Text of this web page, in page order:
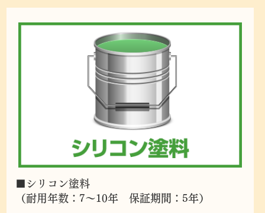
■シリコン塗料
（耐用年数：7～10年 保証期間：5年）